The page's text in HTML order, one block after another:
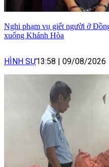
Nghi phạm vụ giết người ở
xuống Khánh Hòa
HÌNH SỰ13:58 09/08/2026